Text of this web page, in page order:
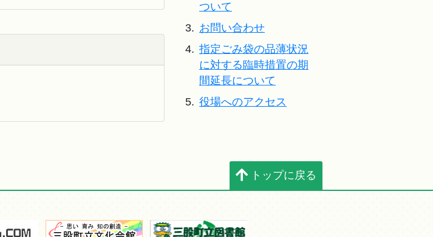
ついて
3. お問い合わせ
4. 指定ごみ袋の品薄状況
に対する臨時措置の期
間延長について
5. 役場へのアクセス
トップに戻る